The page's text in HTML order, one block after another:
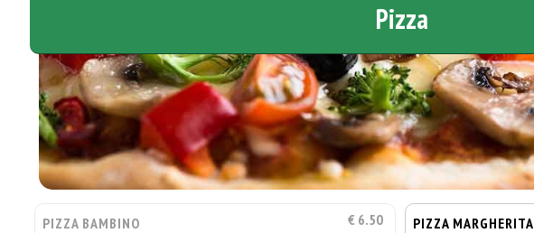
Pizza
PIZZA BAMBINO € 6.50 PIZZA MARGHERITA